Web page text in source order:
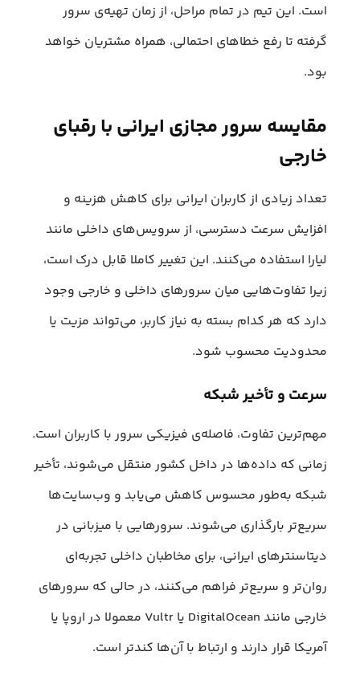
است. این تیم در تمام مراحل، از زمان تهیه‌ی سرور
گرفته تا رفع خطاهای احتمالی، همراه مشتریان خواهد
بود.
مقایسه سرور مجازی ایرانی با رقبای
خارجی
تعداد زیادی از کاربران ایرانی برای کاهش هزینه و
افزایش سرعت دسترسی، از سرویس‌های داخلی مانند
لیارا استفاده می‌کنند. این تغییر کاملا قابل درک است،
زیرا تفاوت‌هایی میان سرورهای داخلی و خارجی وجود
دارد که هر کدام بسته به نیاز کاربر، می‌تواند مزیت یا
محدودیت محسوب شود.
سرعت و تأخیر شبکه
مهم‌ترین تفاوت، فاصله‌ی فیزیکی سرور با کاربران است.
زمانی که داده‌ها در داخل کشور منتقل می‌شوند، تأخیر
شبکه به‌طور محسوس کاهش می‌یابد و وب‌سایت‌ها
سریع‌تر بارگذاری می‌شوند. سرورهایی با میزبانی در
دیتاسنترهای ایرانی، برای مخاطبان داخلی تجربه‌ای
روان‌تر و سریع‌تر فراهم می‌کنند، در حالی که سرورهای
خارجی مانند DigitalOcean یا Vultr معمولا در اروپا یا
آمریکا قرار دارند و ارتباط با آن‌ها کندتر است.